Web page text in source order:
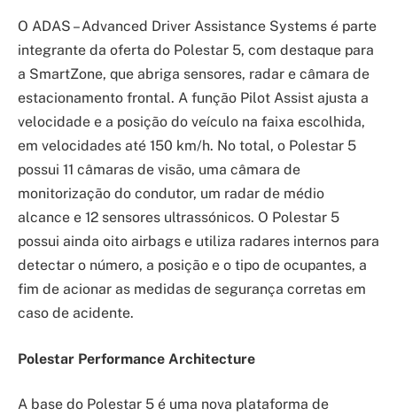
O ADAS – Advanced Driver Assistance Systems é parte
integrante da oferta do Polestar 5, com destaque para
a SmartZone, que abriga sensores, radar e câmara de
estacionamento frontal. A função Pilot Assist ajusta a
velocidade e a posição do veículo na faixa escolhida,
em velocidades até 150 km/h. No total, o Polestar 5
possui 11 câmaras de visão, uma câmara de
monitorização do condutor, um radar de médio
alcance e 12 sensores ultrassónicos. O Polestar 5
possui ainda oito airbags e utiliza radares internos para
detectar o número, a posição e o tipo de ocupantes, a
fim de acionar as medidas de segurança corretas em
caso de acidente.
Polestar Performance Architecture
A base do Polestar 5 é uma nova plataforma de